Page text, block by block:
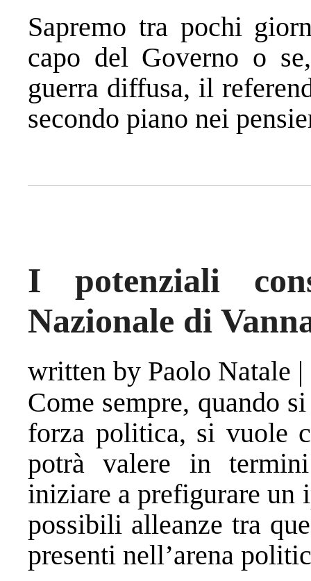
Sapremo tra pochi
capo del Governo o
guerra diffusa, il
secondo piano nei
I potenziali
Nazionale di
written by Paolo Natale |
Come sempre, quando
forza politica, si vuole
potrà valere in
iniziare a prefigurare un
possibili alleanze tra
presenti nell’arena